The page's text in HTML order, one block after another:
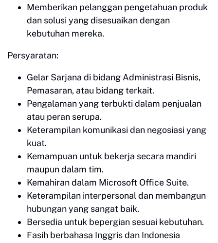
Memberikan pelanggan pengetahuan produk
dan solusi yang disesuaikan dengan
kebutuhan mereka.
Persyaratan:
Gelar Sarjana di bidang Administrasi Bisnis,
Pemasaran, atau bidang terkait.
Pengalaman yang terbukti dalam penjualan
atau peran serupa.
Keterampilan komunikasi dan negosiasi yang
kuat.
Kemampuan untuk bekerja secara mandiri
maupun dalam tim.
Kemahiran dalam Microsoft Office Suite.
Keterampilan interpersonal dan membangun
hubungan yang sangat baik.
Bersedia untuk bepergian sesuai kebutuhan.
Fasih berbahasa Inggris dan Indonesia